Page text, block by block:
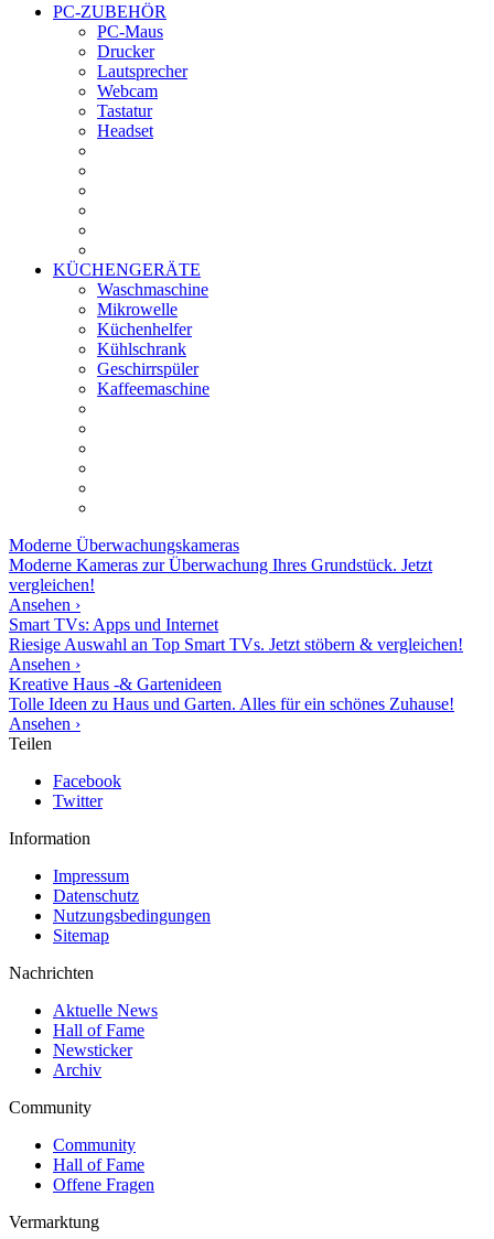
PC-ZUBEHÖR
PC-Maus
Drucker
Lautsprecher
Webcam
Tastatur
Headset
KÜCHENGERÄTE
Waschmaschine
Mikrowelle
Küchenhelfer
Kühlschrank
Geschirrspüler
Kaffeemaschine
Moderne Überwachungskameras
Moderne Kameras zur Überwachung Ihres Grundstück. Jetzt
vergleichen!
Ansehen ›
Smart TVs: Apps und Internet
Riesige Auswahl an Top Smart TVs. Jetzt stöbern & vergleichen!
Ansehen ›
Kreative Haus -& Gartenideen
Tolle Ideen zu Haus und Garten. Alles für ein schönes Zuhause!
Ansehen ›
Teilen
Facebook
Twitter
Information
Impressum
Datenschutz
Nutzungsbedingungen
Sitemap
Nachrichten
Aktuelle News
Hall of Fame
Newsticker
Archiv
Community
Community
Hall of Fame
Offene Fragen
Vermarktung